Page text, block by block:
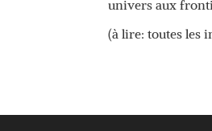
univers aux
(à lire: toutes les